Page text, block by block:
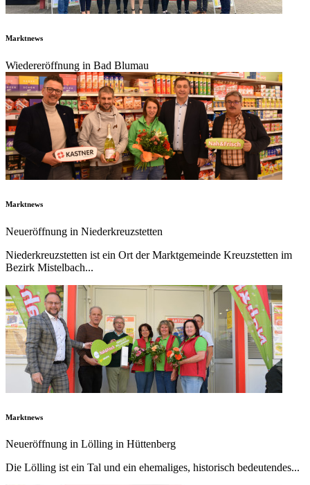
Marktnews
Wiedereröffnung in Bad Blumau
Marktnews
Neueröffnung in Niederkreuzstetten
Niederkreuzstetten ist ein Ort der Marktgemeinde Kreuzstetten im
Bezirk Mistelbach...
Marktnews
Neueröffnung in Lölling in Hüttenberg
Die Lölling ist ein Tal und ein ehemaliges, historisch bedeutendes...